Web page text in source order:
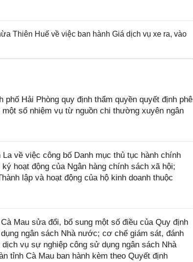
Thiên Huế về việc ban hành Giá dịch vụ xe ra, vào
Hải Phòng quy định thẩm quyền quyết định phê
số nhiệm vụ từ nguồn chi thường xuyên ngân
về việc công bố Danh mục thủ tục hành chính
hoạt động của Ngân hàng chính sách xã hội;
lập và hoạt động của hộ kinh doanh thuộc
Mau sửa đổi, bổ sung một số điều của Quy định
ngân sách Nhà nước; cơ chế giám sát, đánh
vụ sự nghiệp công sử dụng ngân sách Nhà
tỉnh Cà Mau ban hành kèm theo Quyết định